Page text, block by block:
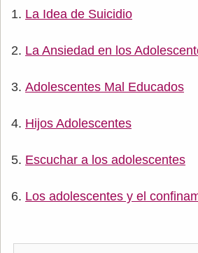
La Idea de Suicidio
La Ansiedad en los
Adolescentes Mal Educados
Hijos Adolescentes
Escuchar a los adolescentes
Los adolescentes y el